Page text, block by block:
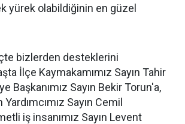
yürek olabildiğinin en güzel
bizlerden desteklerini
İlçe Kaymakamımız Sayın Tahir
Başkanımız Sayın Bekir Torun'a,
Sayın Cemil
iş insanımız Sayın Levent